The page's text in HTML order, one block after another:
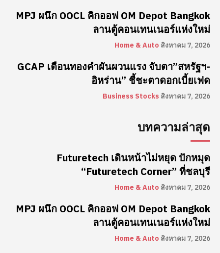
MPJ ผนึก OOCL คิกออฟ OM Depot Bangkok
ลานตู้คอนเทนเนอร์แห่งใหม่
Home & Auto สิงหาคม 7, 2026
GCAP เตือนทองคำผันผวนแรง จับตา”สหรัฐฯ-
อิหร่าน” ชี้ชะตาดอกเบี้ยเฟด
Business Stocks สิงหาคม 7, 2026
บทความล่าสุด
Futuretech เดินหน้าไม่หยุด ปักหมุด
“Futuretech Corner” ที่ชลบุรี
Home & Auto สิงหาคม 7, 2026
MPJ ผนึก OOCL คิกออฟ OM Depot Bangkok
ลานตู้คอนเทนเนอร์แห่งใหม่
Home & Auto สิงหาคม 7, 2026